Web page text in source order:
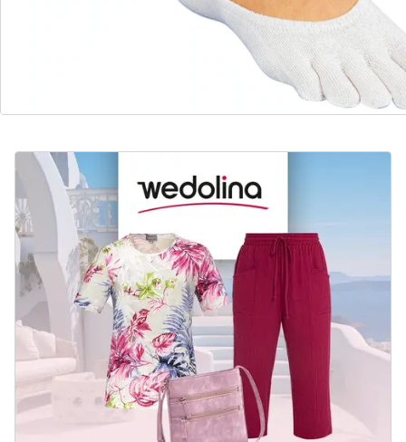
duurzaam geproduceerd en eerlijk geprijsd.
Nu ontdekken
Ontdek de passende outfit van wedolina voor elke
schoen